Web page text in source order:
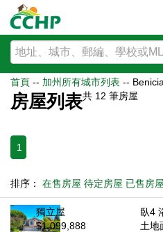
首頁 -- 加州所有城市列表 -- Benicia
房屋列表共 12 筆房屋
1
排序： 在售房屋 待定房屋 已售房屋
獨立屋
$1,099,888
臥4
土地